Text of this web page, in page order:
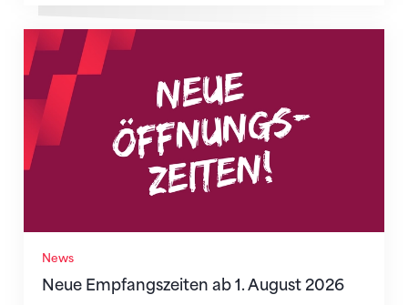
News
Neue Empfangszeiten ab 1. August 2026
Neue Empfangszeiten ab 1. August 2026